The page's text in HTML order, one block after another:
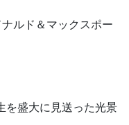
ルド＆マックスポー
を盛大に見送った光景